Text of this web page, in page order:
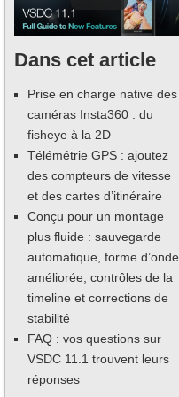
Dans cet article
Prise en charge native des
caméras Insta360 : du
fisheye à la 2D
Télémétrie GPS : ajoutez
des compteurs de vitesse
et des cartes d’itinéraire
Conçu pour un montage
plus fluide : sauvegarde
automatique, forme d’onde
améliorée, contrôles de la
timeline et corrections de
stabilité
FAQ : vos questions sur
VSDC 11.1 trouvent leurs
réponses